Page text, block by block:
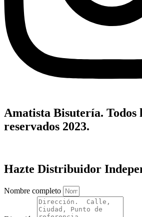
Amatista Bisutería. Todos
reservados 2023.
Hazte Distribuidor
Nombre completo